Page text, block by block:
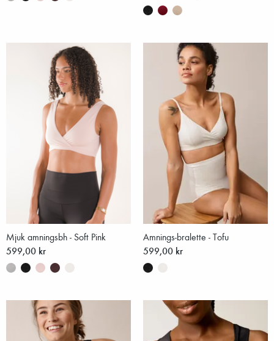
Mjuk amningsbh - Soft Pink
599,00 kr
Amnings-bralette - Tofu
599,00 kr